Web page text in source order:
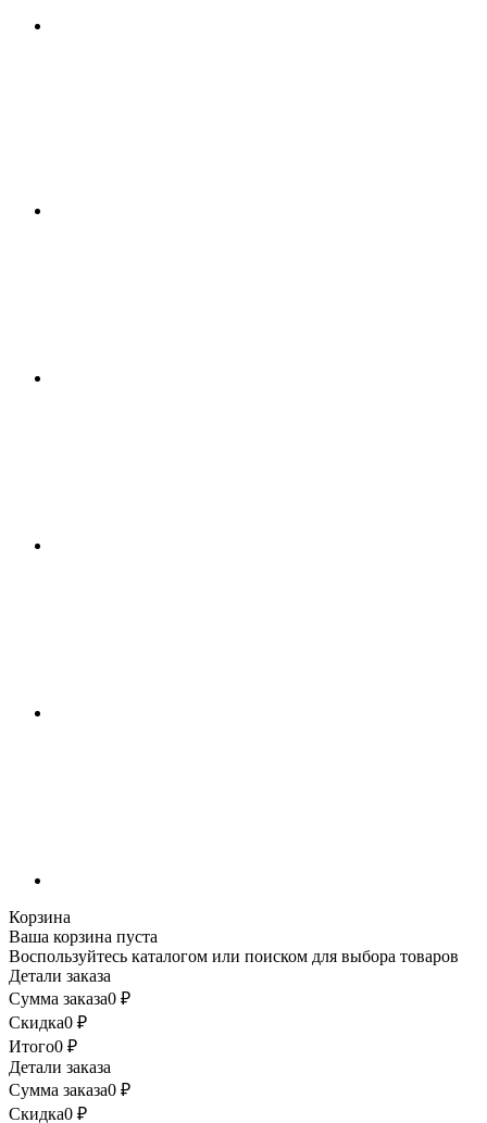
Корзина
Ваша корзина пуста
Воспользуйтесь каталогом или поиском для выбора товаров
Детали заказа
Сумма заказа0 ₽
Скидка0 ₽
Итого0 ₽
Детали заказа
Сумма заказа0 ₽
Скидка0 ₽